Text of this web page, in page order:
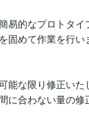
的なプロトタイ
固めて作業を行い
な限り修正いた
合わない量の修